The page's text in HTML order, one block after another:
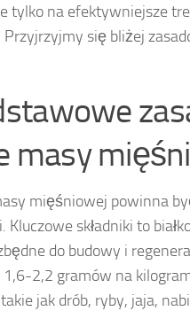
tylko na efektywniejsze
się bliżej
masy
mięśniowej powinna
składniki to
do budowy i
2,2 gramów na
jak drób, ryby, jaja,